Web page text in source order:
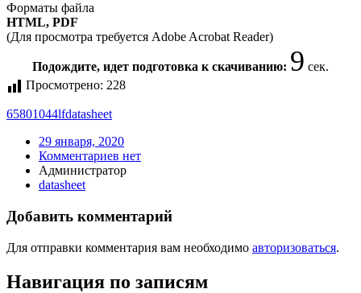
Форматы файла
HTML, PDF
(Для просмотра требуется Adobe Acrobat Reader)
Подождите, идет подготовка к скачиванию: 9 сек.
Просмотрено: 228
65801044lfdatasheet
29 января, 2020
Комментариев нет
Администратор
datasheet
Добавить комментарий
Для отправки комментария вам необходимо авторизоваться.
Навигация по записям